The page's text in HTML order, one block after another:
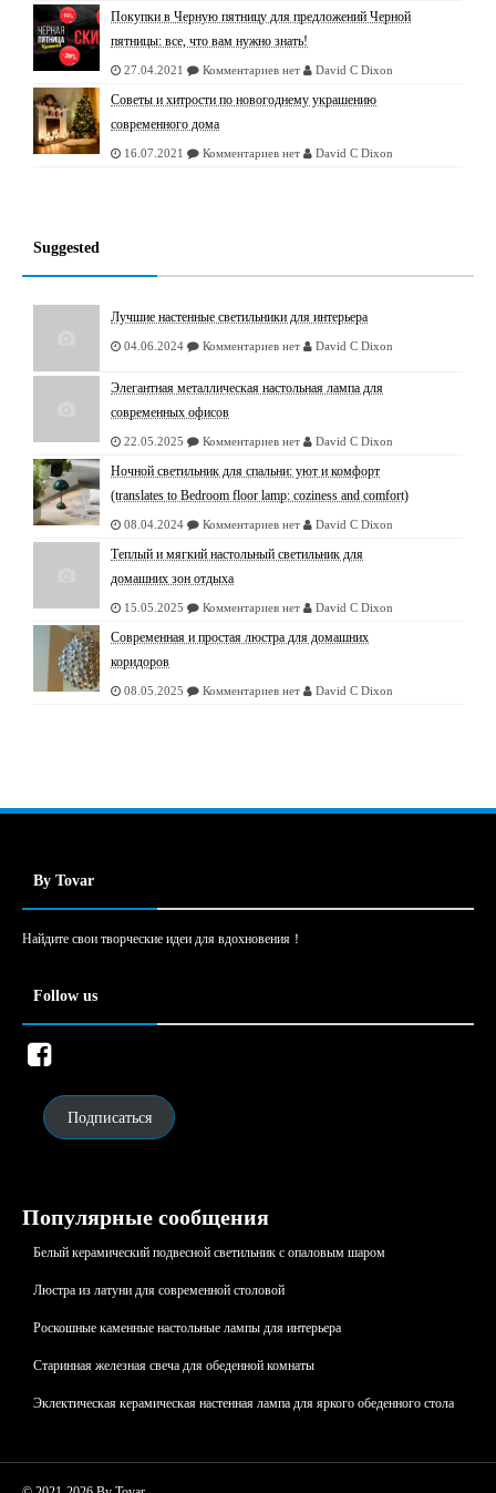
Покупки в Черную пятницу для предложений Черной
пятницы: все, что вам нужно знать!
27.04.2021 Комментариев нет David C Dixon
Советы и хитрости по новогоднему украшению
современного дома
16.07.2021 Комментариев нет David C Dixon
Suggested
Лучшие настенные светильники для интерьера
04.06.2024 Комментариев нет David C Dixon
Элегантная металлическая настольная лампа для
современных офисов
22.05.2025 Комментариев нет David C Dixon
Ночной светильник для спальни: уют и комфорт
(translates to Bedroom floor lamp: coziness and comfort)
08.04.2024 Комментариев нет David C Dixon
Теплый и мягкий настольный светильник для
домашних зон отдыха
15.05.2025 Комментариев нет David C Dixon
Современная и простая люстра для домашних
коридоров
08.05.2025 Комментариев нет David C Dixon
By Tovar
Найдите свои творческие идеи для вдохновения！
Follow us
Подписаться
Популярные сообщения
Белый керамический подвесной светильник с опаловым шаром
Люстрa из латуни для современной столовой
Роскошные каменные настольные лампы для интерьера
Старинная железная свеча для обеденной комнаты
Эклектическая керамическая настенная лампа для яркого обеденного стола